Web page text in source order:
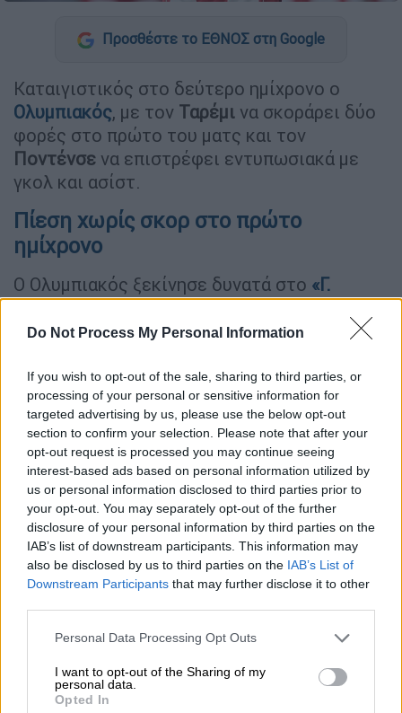
Do Not Process My Personal Information
If you wish to opt-out of the sale, sharing to third parties, or
processing of your personal or sensitive information for
targeted advertising by us, please use the below opt-out
section to confirm your selection. Please note that after your
opt-out request is processed you may continue seeing
interest-based ads based on personal information utilized by
us or personal information disclosed to third parties prior to
your opt-out. You may separately opt-out of the further
disclosure of your personal information by third parties on the
IAB’s list of downstream participants. This information may
also be disclosed by us to third parties on the IAB’s List of
Downstream Participants that may further disclose it to other
Please note that this website/app uses one or more Google
not limited to your visit or usage behaviour. You may click to
grant or deny consent to Google and its third-party tags to
use your data for below specified purposes in below Google
Personal Data Processing Opt Outs
I want to opt-out of the Sharing of my
personal data.
Opted In
Προσθέστε το ΕΘΝΟΣ στη Google
Καταιγιστικός στο δεύτερο ημίχρονο ο
Ολυμπιακός, με τον Ταρέμι να σκοράρει δύο
φορές στο πρώτο του ματς και τον
Ποντένσε να επιστρέφει εντυπωσιακά με
γκολ και ασίστ.
Πίεση χωρίς σκορ στο πρώτο
ημίχρονο
Ο Ολυμπιακός ξεκίνησε δυνατά στο «Γ.
Καραϊσκάκης», δημιουργώντας ευκαιρίες με
τον Ελ Κααμπίκαι τονΈσε, αλλά ο γκολκίπερ
ΔΙΑΒΑΣΤΕ ΕΠΙΣΗΣ
Αθλητισμός| 13.09.2025 15:55
Οργή της ΕΟΚ για την προκλητική
ανάρτηση των Τούρκων - Ζήτησαν
συγγνώμη και την κατέβασαν
Αθλητισμός|13.09.2025 16:00
Παγκόσμιο Πρωτάθλημα στίβου:
Πέρασε με άνεση στον τελικό ο
Καραλής